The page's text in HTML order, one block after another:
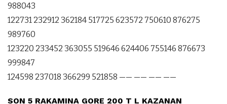
988043
122731 232912 362184 517725 623572 750610 876275
989760
123220 233452 363055 519646 624406 755146 876673
999847
124598 237018 366299 521858 —— —— —— ——
SON 5 RAKAMINA GORE 200 T L KAZANAN